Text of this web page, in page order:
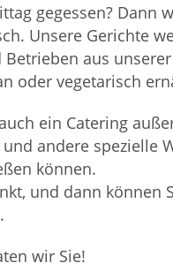
gegessen? Dann
Unsere Gerichte
aus
oder vegetarisch
ein Catering
andere spezielle
können.
und dann können
wir Sie!